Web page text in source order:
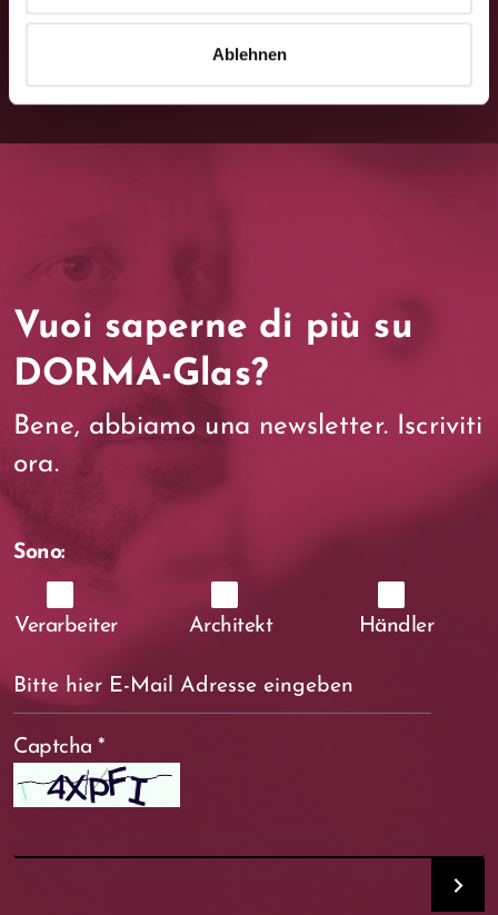
Ablehnen
Vuoi saperne di più su
DORMA-Glas?
Bene, abbiamo una newsletter. Iscriviti
ora.
Sono:
Verarbeiter Architekt Händler
Captcha *